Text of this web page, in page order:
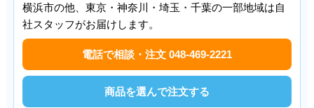
横浜市の他、東京・神奈川・埼玉・千葉の一部地域は自
社スタッフがお届けします。
電話で相談・注文 048-469-2221
商品を選んで注文する